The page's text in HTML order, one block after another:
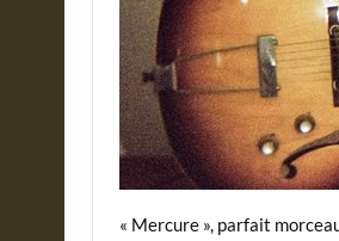
« Mercure », parfait